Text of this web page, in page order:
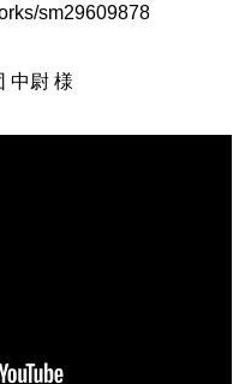
sm29609878
中尉 様